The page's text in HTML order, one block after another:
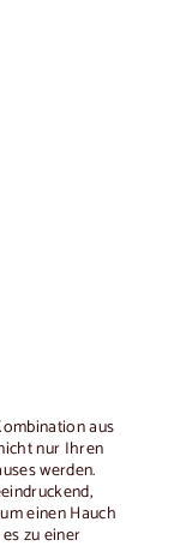
aus
nur Ihren
werden.
einen Hauch
zu einer